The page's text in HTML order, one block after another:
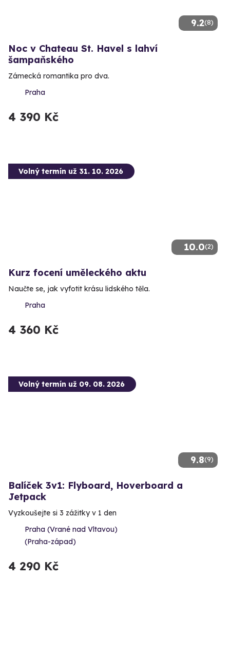
9.2(8)
Noc v Chateau St. Havel s lahví
šampaňského
Zámecká romantika pro dva.
Praha
4 390 Kč
10.0(2)
Volný termín už 31. 10. 2026
Kurz focení uměleckého aktu
Naučte se, jak vyfotit krásu lidského těla.
Praha
4 360 Kč
9.8(9)
Volný termín už 09. 08. 2026
Balíček 3v1: Flyboard, Hoverboard a
Jetpack
Vyzkoušejte si 3 zážitky v 1 den
Praha (Vrané nad Vltavou)
(Praha-západ)
4 290 Kč